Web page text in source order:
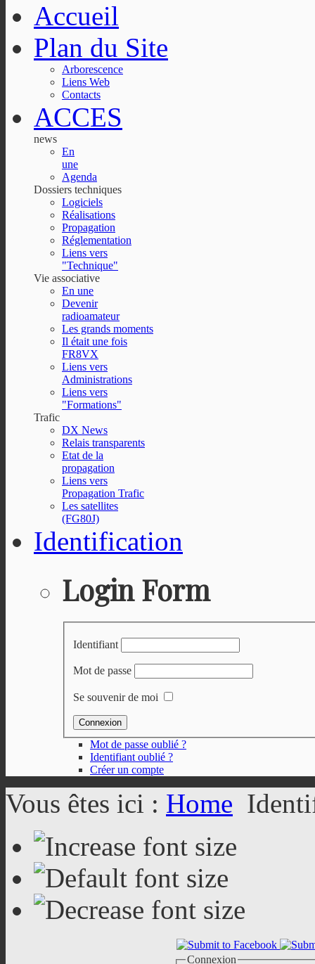
Accueil
Plan du Site
Arborescence
Liens Web
Contacts
ACCES
news
En
une
Agenda
Dossiers techniques
Logiciels
Réalisations
Propagation
Réglementation
Liens vers
"Technique"
Vie associative
En une
Devenir
radioamateur
Les grands moments
Il était une fois
FR8VX
Liens vers
Administrations
Liens vers
"Formations"
Trafic
DX News
Relais transparents
Etat de la
propagation
Liens vers
Propagation Trafic
Les satellites
(FG80J)
Identification
Login Form
Identifiant
Mot de passe
Se souvenir de moi
Mot de passe oublié ?
Identifiant oublié ?
Créer un compte
Vous êtes ici : Home
Connexion